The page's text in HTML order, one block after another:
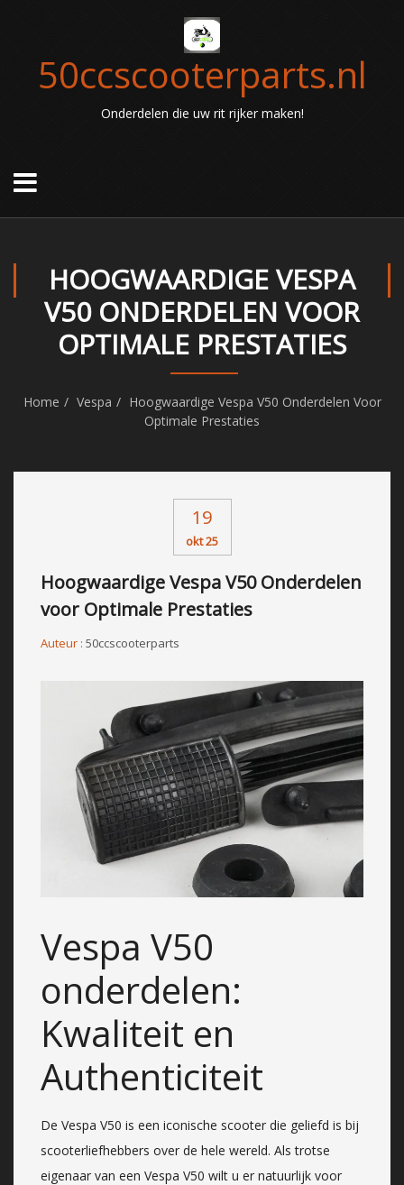
50ccscooterparts.nl
Onderdelen die uw rit rijker maken!
HOOGWAARDIGE VESPA
V50 ONDERDELEN VOOR
OPTIMALE PRESTATIES
Home Vespa
Hoogwaardige Vespa V50 Onderdelen Voor
Optimale Prestaties
19
okt 25
Hoogwaardige Vespa V50 Onderdelen
voor Optimale Prestaties
Auteur : 50ccscooterparts
Vespa V50
onderdelen:
Kwaliteit en
Authenticiteit
De Vespa V50 is een iconische scooter die geliefd is bij
scooterliefhebbers over de hele wereld. Als trotse
eigenaar van een Vespa V50 wilt u er natuurlijk voor